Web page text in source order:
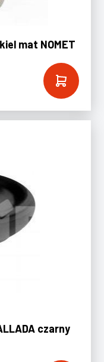
mat NOMET
czarny